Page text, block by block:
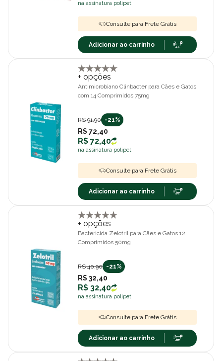
na assinatura polipet
Consulte para Frete Grátis
Adicionar ao carrinho
+ opções
Antimicrobiano Clinbacter para Cães e Gatos
com 14 Comprimidos 75mg
R$ 91,90 -21%
R$ 72,40
R$ 72,40
na assinatura polipet
Consulte para Frete Grátis
Adicionar ao carrinho
+ opções
Bactericida Zelotril para Cães e Gatos 12
Comprimidos 50mg
R$ 40,90 -21%
R$ 32,40
R$ 32,40
na assinatura polipet
Consulte para Frete Grátis
Adicionar ao carrinho